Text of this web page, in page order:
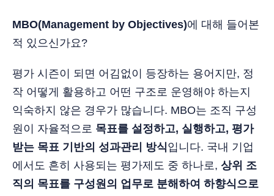
MBO(Management by Objectives)에 대해 들어본
적 있으신가요?
평가 시즌이 되면 어김없이 등장하는 용어지만, 정
작 어떻게 활용하고 어떤 구조로 운영해야 하는지
익숙하지 않은 경우가 많습니다. MBO는 조직 구성
원이 자율적으로 목표를 설정하고, 실행하고, 평가
받는 목표 기반의 성과관리 방식입니다. 국내 기업
에서도 흔히 사용되는 평가제도 중 하나로, 상위 조
직의 목표를 구성원의 업무로 분해하여 하향식으로